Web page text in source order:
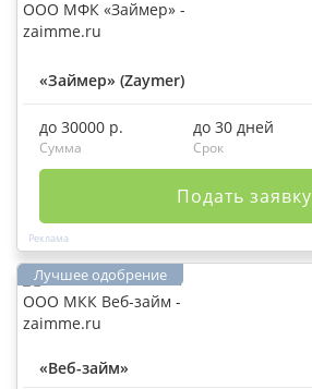
«Займер» (Zaymer)
до 30000 р.
Сумма
до 30 дней
Срок
Подать заявку
«Веб-займ»